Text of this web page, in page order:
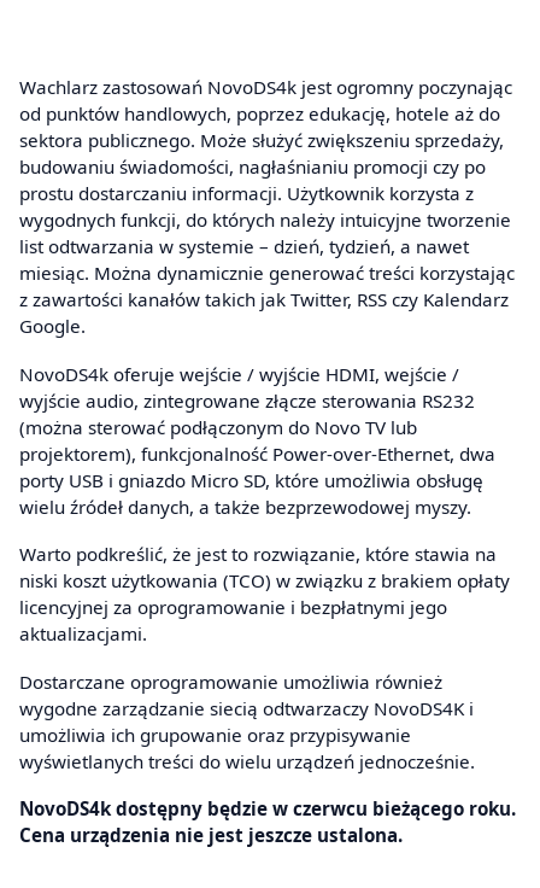
Wachlarz zastosowań NovoDS4k jest ogromny poczynając
od punktów handlowych, poprzez edukację, hotele aż do
sektora publicznego. Może służyć zwiększeniu sprzedaży,
budowaniu świadomości, nagłaśnianiu promocji czy po
prostu dostarczaniu informacji. Użytkownik korzysta z
wygodnych funkcji, do których należy intuicyjne tworzenie
list odtwarzania w systemie – dzień, tydzień, a nawet
miesiąc. Można dynamicznie generować treści korzystając
z zawartości kanałów takich jak Twitter, RSS czy Kalendarz
Google.
NovoDS4k oferuje wejście / wyjście HDMI, wejście /
wyjście audio, zintegrowane złącze sterowania RS232
(można sterować podłączonym do Novo TV lub
projektorem), funkcjonalność Power-over-Ethernet, dwa
porty USB i gniazdo Micro SD, które umożliwia obsługę
wielu źródeł danych, a także bezprzewodowej myszy.
Warto podkreślić, że jest to rozwiązanie, które stawia na
niski koszt użytkowania (TCO) w związku z brakiem opłaty
licencyjnej za oprogramowanie i bezpłatnymi jego
aktualizacjami.
Dostarczane oprogramowanie umożliwia również
wygodne zarządzanie siecią odtwarzaczy NovoDS4K i
umożliwia ich grupowanie oraz przypisywanie
wyświetlanych treści do wielu urządzeń jednocześnie.
NovoDS4k dostępny będzie w czerwcu bieżącego roku.
Cena urządzenia nie jest jeszcze ustalona.